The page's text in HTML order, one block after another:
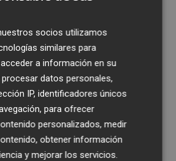
Europa".
que su objetivo "es hacer
Mítica y elevar su
exponente", y para
el Grupo Aqualandia
destinar "todos los
y humanos
socios utilizamos
similares para
a información en su
datos personales,
IP, identificadores únicos
para ofrecer
personalizados, medir
obtener información
y mejorar los servicios.